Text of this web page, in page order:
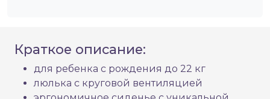
Краткое описание:
для ребенка с рождения до 22 кг
люлька с круговой вентиляцией